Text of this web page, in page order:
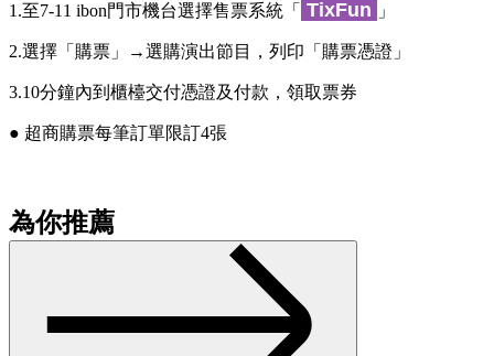
1.至7-11 ibon門市機台選擇售票系統「 TixFun 」
2.選擇「購票」→選購演出節目，列印「購票憑證」
3.10分鐘內到櫃檯交付憑證及付款，領取票券
● 超商購票每筆訂單限訂4張
為你推薦